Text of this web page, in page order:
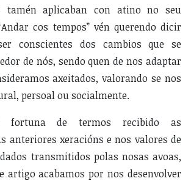
tamén aplicaban con atino no seu
cos tempos” vén querendo dicir
conscientes dos cambios que se
de nós, sendo quen de nos adaptar
axeitados, valorando se nos
persoal ou socialmente.
fortuna de termos recibido as
anteriores xeracións e nos valores de
transmitidos polas nosas avoas,
artigo acabamos por nos desenvolver